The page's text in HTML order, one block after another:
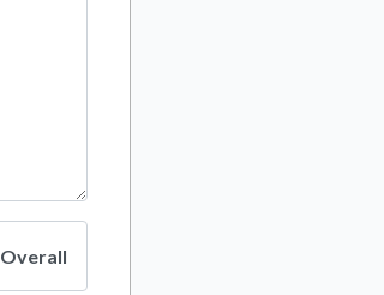
Overall